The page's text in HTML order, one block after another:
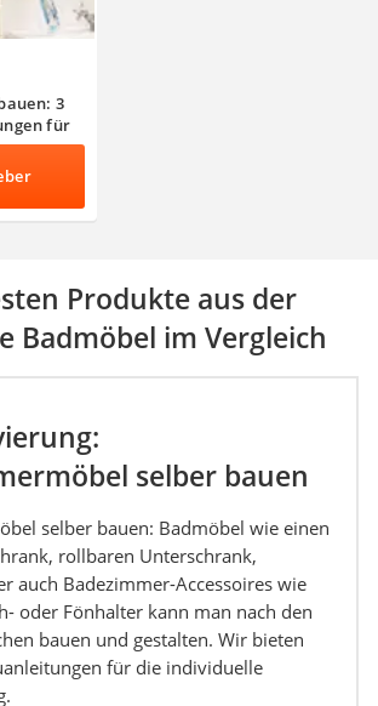
3
für
Produkte aus der
Badmöbel im Vergleich
selber bauen
selber bauen: Badmöbel wie einen
rollbaren Unterschrank,
auch Badezimmer-Accessoires wie
oder Fönhalter kann man nach den
bauen und gestalten. Wir bieten
für die individuelle